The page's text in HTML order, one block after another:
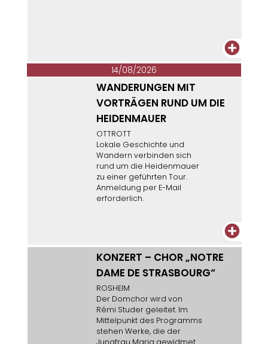
+
14/08/2026
WANDERUNGEN MIT
VORTRÄGEN RUND UM DIE
HEIDENMAUER
OTTROTT
Lokale Geschichte und
Wandern verbinden sich
rund um die Heidenmauer
zu einer geführten Tour.
Anmeldung per E-Mail
erforderlich.
+
KONZERT – CHOR „NOTRE
DAME DE STRASBOURG“
ROSHEIM
Der Domchor wird von
Rémi Studer geleitet. Im
Mittelpunkt des Programms
stehen Werke, die der
Jungfrau Maria gewidmet